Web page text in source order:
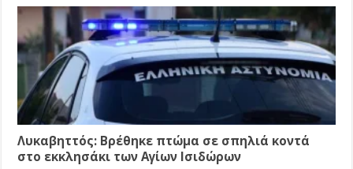
Λυκαβηττός: Βρέθηκε πτώμα σε σπηλιά κοντά
στο εκκλησάκι των Αγίων Ισιδώρων